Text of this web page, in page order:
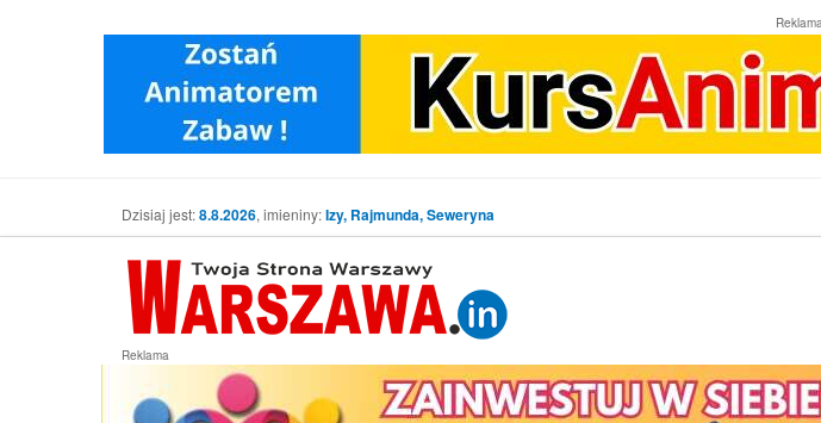
Dzisiaj jest:8.8.2026, imieniny:Izy, Rajmunda, Seweryna
Reklama